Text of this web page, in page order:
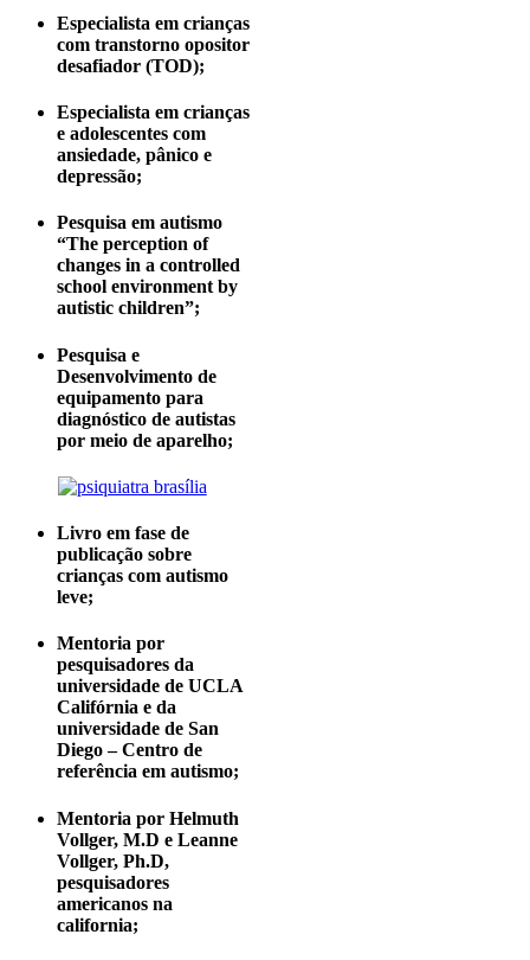
Especialista em crianças
com transtorno opositor
desafiador (TOD);
Especialista em crianças
e adolescentes com
ansiedade, pânico e
depressão;
Pesquisa em autismo
“The perception of
changes in a controlled
school environment by
autistic children”;
Pesquisa e
Desenvolvimento de
equipamento para
diagnóstico de autistas
por meio de aparelho;
Livro em fase de
publicação sobre
crianças com autismo
leve;
Mentoria por
pesquisadores da
universidade de UCLA
Califórnia e da
universidade de San
Diego – Centro de
referência em autismo;
Mentoria por Helmuth
Vollger, M.D e Leanne
Vollger, Ph.D,
pesquisadores
americanos na
california;